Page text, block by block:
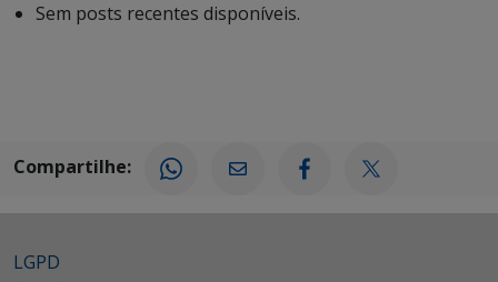
Sem posts recentes disponíveis.
Compartilhe:
LGPD